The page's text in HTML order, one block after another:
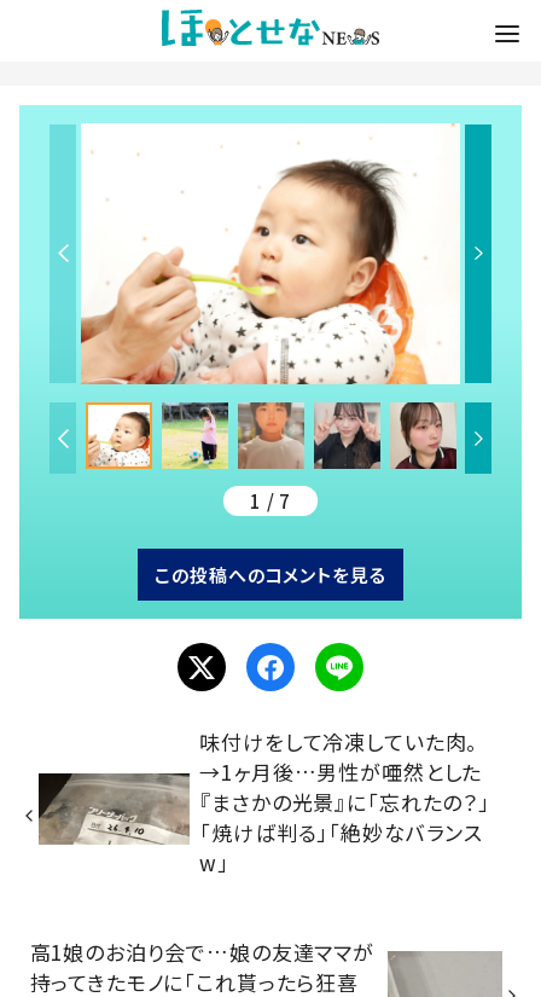
1 / 7
この投稿へのコメントを見る
味付けをして冷凍していた肉。
→1ヶ月後…男性が唖然とした
『まさかの光景』に「忘れたの？」
「焼けば判る」「絶妙なバランス
w」
高1娘のお泊り会で…娘の友達ママが
持ってきたモノに「これ貰ったら狂喜